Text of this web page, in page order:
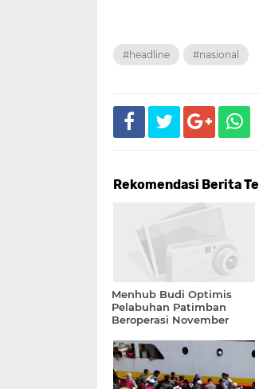
#headline #nasional
Rekomendasi Berita
Menhub Budi Optimis
Pelabuhan Patimban
Beroperasi November